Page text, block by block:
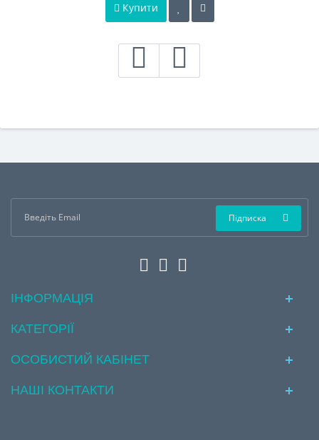
Купити
Підписка
ІНФОРМАЦІЯ
КАТЕГОРІЇ
ОСОБИСТИЙ КАБІНЕТ
НАШІ КОНТАКТИ